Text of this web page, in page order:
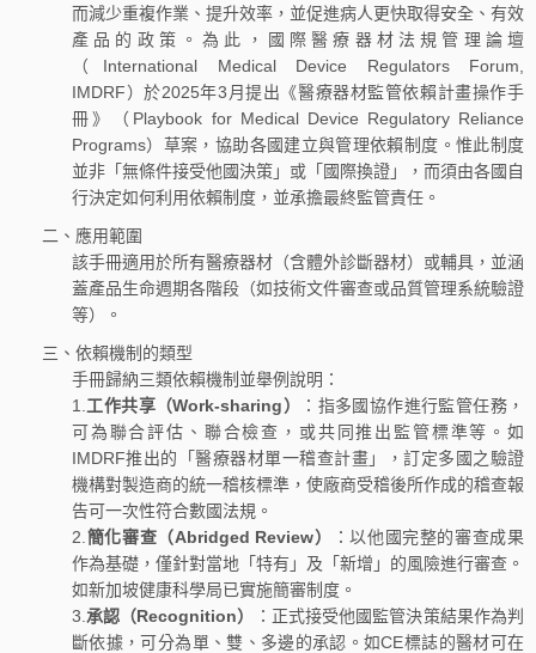
而減少重複作業、提升效率，並促進病人更快取得安全、有效
產品的政策。為此，國際醫療器材法規管理論壇
（International Medical Device Regulators Forum,
IMDRF）於2025年3月提出《醫療器材監管依賴計畫操作手
冊》（Playbook for Medical Device Regulatory Reliance
Programs）草案，協助各國建立與管理依賴制度。惟此制度
並非「無條件接受他國決策」或「國際換證」，而須由各國自
行決定如何利用依賴制度，並承擔最終監管責任。
二、應用範圍
該手冊適用於所有醫療器材（含體外診斷器材）或輔具，並涵
蓋產品生命週期各階段（如技術文件審查或品質管理系統驗證
等）。
三、依賴機制的類型
手冊歸納三類依賴機制並舉例說明：
1. 工作共享（Work-sharing）
：指多國協作進行監管任務，
可為聯合評估、聯合檢查，或共同推出監管標準等。如
IMDRF推出的「醫療器材單一稽查計畫」，訂定多國之驗證
機構對製造商的統一稽核標準，使廠商受稽後所作成的稽查報
告可一次性符合數國法規。
2. 簡化審查（Abridged Review）
：以他國完整的審查成果
作為基礎，僅針對當地「特有」及「新增」的風險進行審查。
如新加坡健康科學局已實施簡審制度。
3. 承認（Recognition）
：正式接受他國監管決策結果作為判
斷依據，可分為單、雙、多邊的承認。如CE標誌的醫材可在